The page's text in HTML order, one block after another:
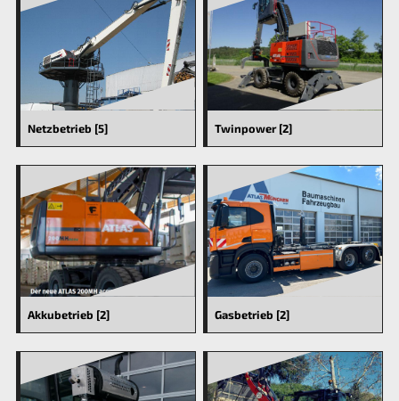
Netzbetrieb [5] Twinpower [2]
Akkubetrieb [2] Gasbetrieb [2]